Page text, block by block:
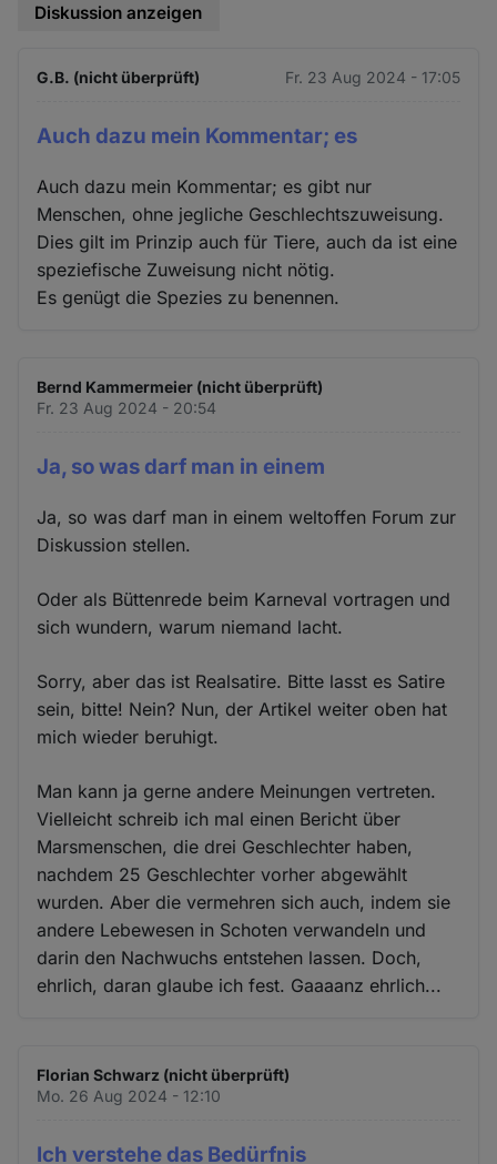
Diskussion anzeigen
G.B. (nicht überprüft) Fr. 23 Aug 2024 - 17:05
Auch dazu mein Kommentar; es
Auch dazu mein Kommentar; es gibt nur
Menschen, ohne jegliche Geschlechtszuweisung.
Dies gilt im Prinzip auch für Tiere, auch da ist eine
speziefische Zuweisung nicht nötig.
Es genügt die Spezies zu benennen.
Bernd Kammermeier (nicht überprüft)
Fr. 23 Aug 2024 - 20:54
Ja, so was darf man in einem
Ja, so was darf man in einem weltoffen Forum zur
Diskussion stellen.
Oder als Büttenrede beim Karneval vortragen und
sich wundern, warum niemand lacht.
Sorry, aber das ist Realsatire. Bitte lasst es Satire
sein, bitte! Nein? Nun, der Artikel weiter oben hat
mich wieder beruhigt.
Man kann ja gerne andere Meinungen vertreten.
Vielleicht schreib ich mal einen Bericht über
Marsmenschen, die drei Geschlechter haben,
nachdem 25 Geschlechter vorher abgewählt
wurden. Aber die vermehren sich auch, indem sie
andere Lebewesen in Schoten verwandeln und
darin den Nachwuchs entstehen lassen. Doch,
ehrlich, daran glaube ich fest. Gaaaanz ehrlich...
Florian Schwarz (nicht überprüft)
Mo. 26 Aug 2024 - 12:10
Ich verstehe das Bedürfnis